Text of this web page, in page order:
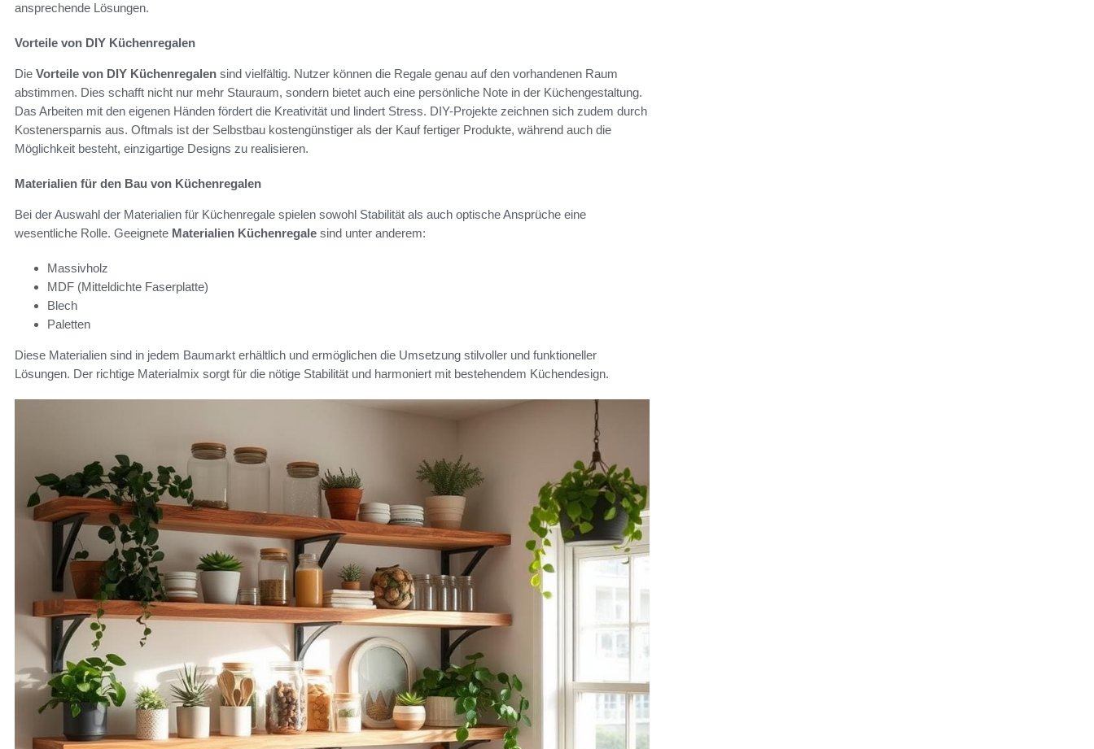
ansprechende Lösungen.
Vorteile von DIY Küchenregalen
Die Vorteile von DIY Küchenregalen sind vielfältig. Nutzer können die Regale genau auf den vorhandenen Raum
abstimmen. Dies schafft nicht nur mehr Stauraum, sondern bietet auch eine persönliche Note in der Küchengestaltung.
Das Arbeiten mit den eigenen Händen fördert die Kreativität und lindert Stress. DIY-Projekte zeichnen sich zudem durch
Kostenersparnis aus. Oftmals ist der Selbstbau kostengünstiger als der Kauf fertiger Produkte, während auch die
Möglichkeit besteht, einzigartige Designs zu realisieren.
Materialien für den Bau von Küchenregalen
Bei der Auswahl der Materialien für Küchenregale spielen sowohl Stabilität als auch optische Ansprüche eine
wesentliche Rolle. Geeignete Materialien Küchenregale sind unter anderem:
Massivholz
MDF (Mitteldichte Faserplatte)
Blech
Paletten
Diese Materialien sind in jedem Baumarkt erhältlich und ermöglichen die Umsetzung stilvoller und funktioneller
Lösungen. Der richtige Materialmix sorgt für die nötige Stabilität und harmoniert mit bestehendem Küchendesign.